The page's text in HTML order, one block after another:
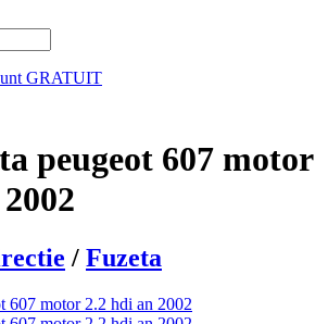
GRATUIT
peugeot 607 motor
/ Fuzeta